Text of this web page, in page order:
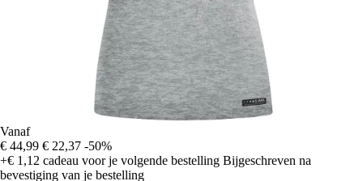
Vanaf
€ 44,99 € 22,37 -50%
+€ 1,12 cadeau voor je volgende bestelling Bijgeschreven na
bevestiging van je bestelling